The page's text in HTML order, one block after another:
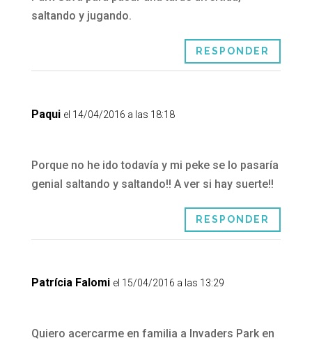
saltando y jugando.
RESPONDER
Paqui el 14/04/2016 a las 18:18
Porque no he ido todavía y mi peke se lo pasaría
genial saltando y saltando!! A ver si hay suerte!!
RESPONDER
Patrícia Falomi el 15/04/2016 a las 13:29
Quiero acercarme en familia a Invaders Park en